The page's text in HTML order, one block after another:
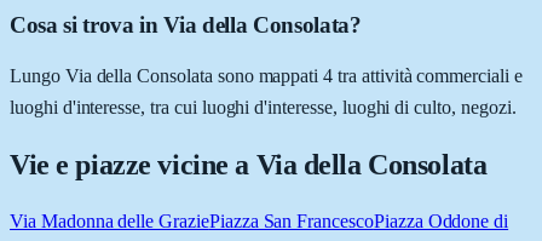
Cosa si trova in Via della Consolata?
Lungo Via della Consolata sono mappati 4 tra attività commerciali e
luoghi d'interesse, tra cui luoghi d'interesse, luoghi di culto, negozi.
Vie e piazze vicine a Via della Consolata
Via Madonna delle GraziePiazza San FrancescoPiazza Oddone di